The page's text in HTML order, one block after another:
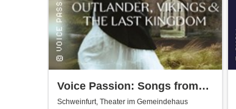
Voice Passion: Songs from
Outlander, Vikings & The Last
Schweinfurt, Theater im Gemeindehaus